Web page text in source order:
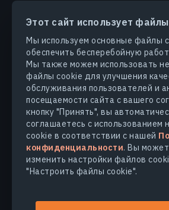
Этот сайт использует файлы
Мы используем основные файлы
обеспечить бесперебойную
Мы также можем использовать
файлы cookie для улучшения
обслуживания пользователей и
посещаемости сайта с вашего
кнопку "Принять", вы
соглашаетесь с использованием
cookie в соответствии с нашей
конфиденциальности. Вы
изменить настройки файлов
"Настроить файлы cookie".
ПРОДУКТЫ И РЕШЕНИЯ
ОТРАСЛИ
КОМПАНИЯ
УЗНАТЬ БОЛЬШЕ
© 2026 EOS Data